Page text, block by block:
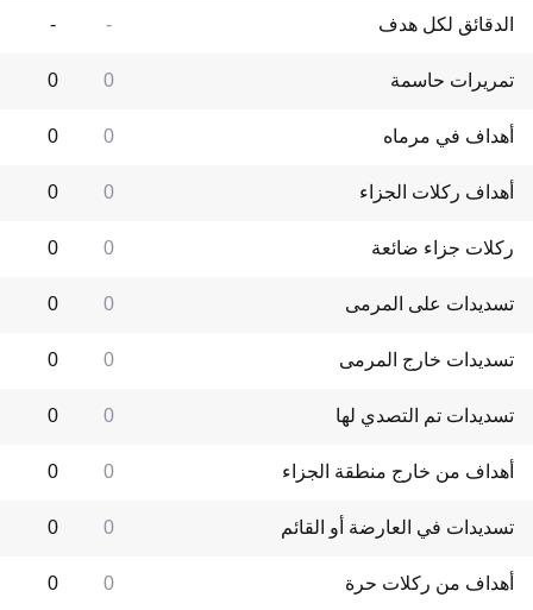
الدقائق لكل هدف -
-
تمريرات حاسمة 0
0
أهداف في مرماه 0
0
أهداف ركلات الجزاء 0
0
ركلات جزاء ضائعة 0
0
تسديدات على المرمى 0
0
تسديدات خارج المرمى 0
0
تسديدات تم التصدي لها 0
0
أهداف من خارج منطقة الجزاء 0
0
تسديدات في العارضة أو القائم 0
0
أهداف من ركلات حرة 0
0